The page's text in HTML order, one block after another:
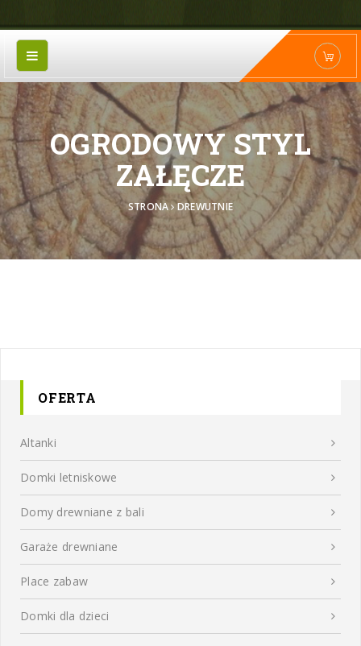
OGRODOWY STYL
ZAŁĘCZE
STRONA DREWUTNIE
OFERTA
Altanki
Domki letniskowe
Domy drewniane z bali
Garaże drewniane
Place zabaw
Domki dla dzieci